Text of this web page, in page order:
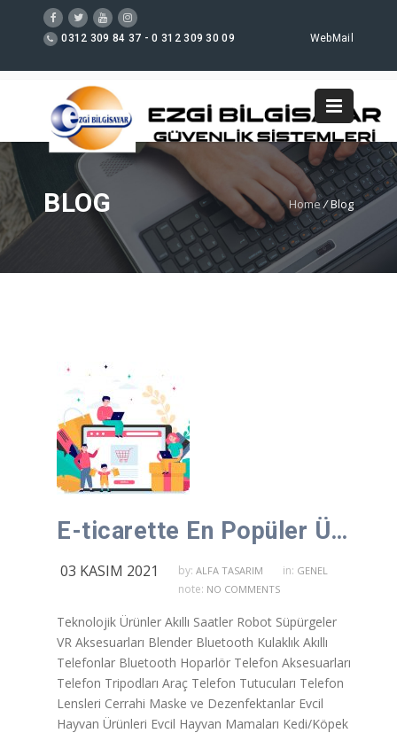
0312 309 84 37 - 0 312 309 30 09 WebMail
BLOG Home/Blog
E-ticarette En Popüler Ürünler Nelerdir?
03 KASIM 2021 by: ALFA TASARIM in: GENEL
note: NO COMMENTS
Teknolojik Ürünler Akıllı Saatler Robot Süpürgeler
VR Aksesuarları Blender Bluetooth Kulaklık Akıllı
Telefonlar Bluetooth Hoparlör Telefon Aksesuarları
Telefon Tripodları Araç Telefon Tutucuları Telefon
Lensleri Cerrahi Maske ve Dezenfektanlar Evcil
Hayvan Ürünleri Evcil Hayvan Mamaları Kedi/Köpek